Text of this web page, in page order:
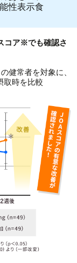
性表示食
コア※でも確認さ
健常者を対象に、
取時を比較